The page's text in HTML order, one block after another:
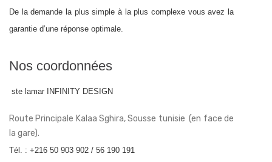
De la demande la plus simple à la plus complexe vous avez la
garantie d’une réponse optimale.
Nos coordonnées
ste lamar INFINITY DESIGN
Route Principale Kalaa Sghira, Sousse tunisie (en face de
la gare).
Tél. : +216 50 903 902 / 56 190 191